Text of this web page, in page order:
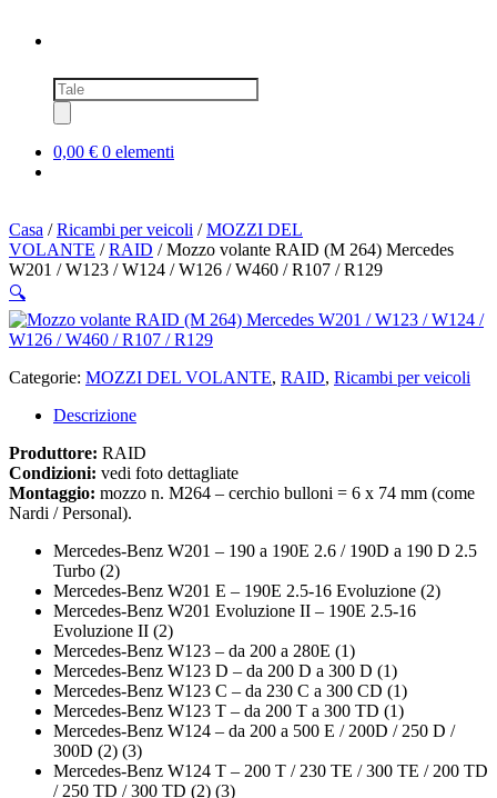
Ricerca
prodotti
0,00 € 0 elementi
Casa /Ricambi per veicoli /MOZZI DEL
VOLANTE /RAID / Mozzo volante RAID (M 264) Mercedes
W201 / W123 / W124 / W126 / W460 / R107 / R129
🔍
Categorie: MOZZI DEL VOLANTE, RAID, Ricambi per veicoli
Descrizione
Produttore: RAID
Condizioni: vedi foto dettagliate
Montaggio: mozzo n. M264 – cerchio bulloni = 6 x 74 mm (come
Nardi / Personal).
Mercedes-Benz W201 – 190 a 190E 2.6 / 190D a 190 D 2.5
Turbo (2)
Mercedes-Benz W201 E – 190E 2.5-16 Evoluzione (2)
Mercedes-Benz W201 Evoluzione II – 190E 2.5-16
Evoluzione II (2)
Mercedes-Benz W123 – da 200 a 280E (1)
Mercedes-Benz W123 D – da 200 D a 300 D (1)
Mercedes-Benz W123 C – da 230 C a 300 CD (1)
Mercedes-Benz W123 T – da 200 T a 300 TD (1)
Mercedes-Benz W124 – da 200 a 500 E / 200D / 250 D /
300D (2) (3)
Mercedes-Benz W124 T – 200 T / 230 TE / 300 TE / 200 TD
/ 250 TD / 300 TD (2) (3)